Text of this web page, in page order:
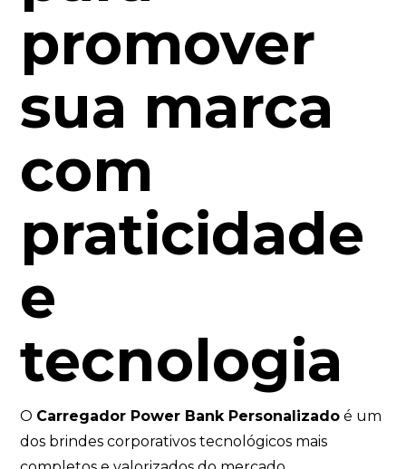
promover
sua marca
com
praticidade
e
tecnologia
O Carregador Power Bank Personalizado é um
dos brindes corporativos tecnológicos mais